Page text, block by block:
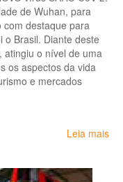
de Wuhan, para
destaque para
o Brasil. Diante deste
atingiu o nível de uma
os aspectos da vida
e mercados
Leia mais